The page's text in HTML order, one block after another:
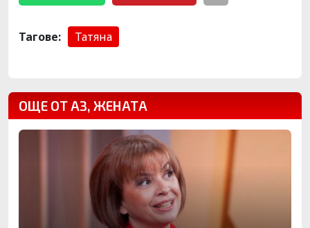
Тагове: Татяна
ОЩЕ ОТ АЗ, ЖЕНАТА